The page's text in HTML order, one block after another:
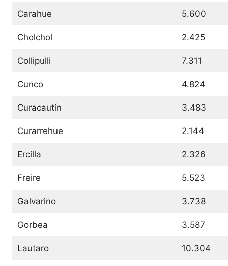
Carahue 5.600
Cholchol 2.425
Collipulli 7.311
Cunco 4.824
Curacautín 3.483
Curarrehue 2.144
Ercilla 2.326
Freire 5.523
Galvarino 3.738
Gorbea 3.587
Lautaro 10.304